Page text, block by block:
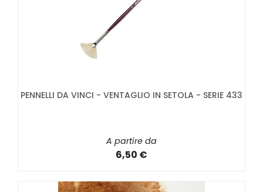
PENNELLI DA VINCI - VENTAGLIO IN SETOLA - SERIE 433
A partire da
6,50 €